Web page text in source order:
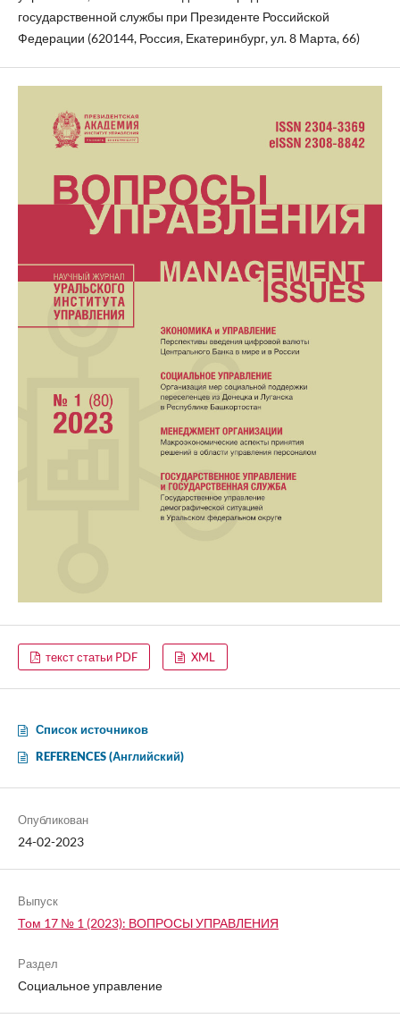
государственной службы при Президенте Российской
Федерации (620144, Россия, Екатеринбург, ул. 8 Марта, 66)
текст статьи PDF XML
Список источников
REFERENCES (Английский)
Опубликован
24-02-2023
Выпуск
Том 17 № 1 (2023): ВОПРОСЫ УПРАВЛЕНИЯ
Раздел
Социальное управление